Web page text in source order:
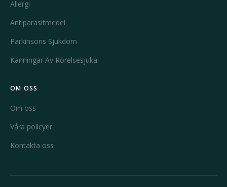
Allergi
Antiparasitmedel
Parkinsons Sjukdom
Känningar Av Rörelsesjuka
OM OSS
Om oss
Våra policyer
Kontakta oss